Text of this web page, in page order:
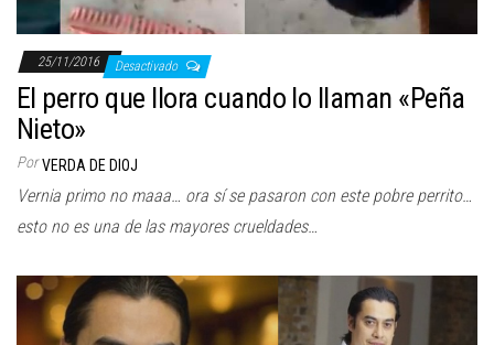
25/11/2016 Desactivado
El perro que llora cuando lo llaman «Peña
Nieto»
Por VERDA DE DIOJ
Vernia primo no maaa… ora sí se pasaron con este pobre perrito…
esto no es una de las mayores crueldades…